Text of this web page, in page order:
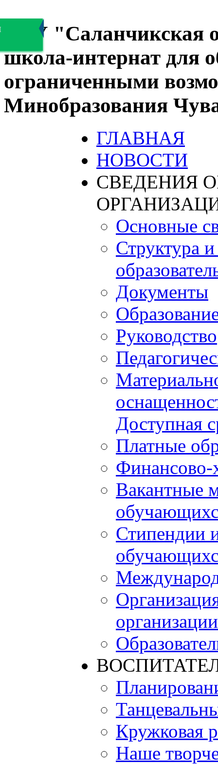
БОУ "Саланчикская
школа-интернат для
ограниченными
Минобразования
ГЛАВНАЯ
НОВОСТИ
СВЕДЕНИЯ
Основные
Структура
Документы
Руководство
Доступная
Платные
Финансово-
Вакантные
Стипендии
организации
Кружковая
Наше